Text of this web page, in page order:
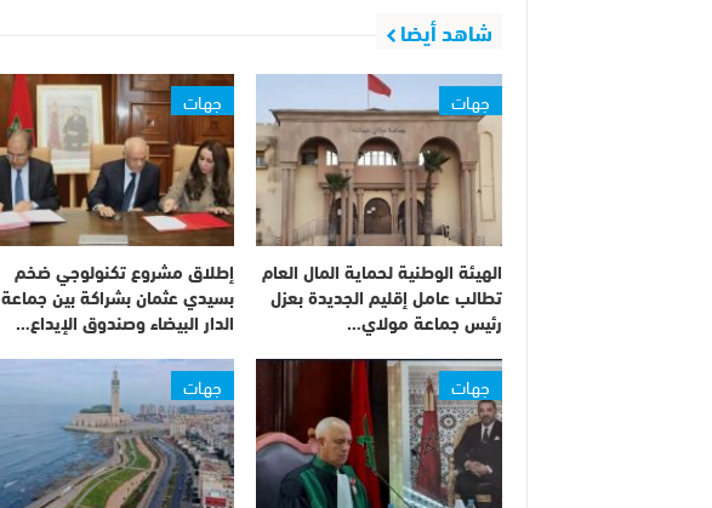
شاهد أيضا
جهات
الهيئة الوطنية لحماية المال العام
تطالب عامل إقليم الجديدة بعزل
رئيس جماعة مولاي…
جهات
إطلاق مشروع تكنولوجي ضخم
بسيدي عثمان بشراكة بين جماعة
الدار البيضاء وصندوق الإيداع…
جهات جهات